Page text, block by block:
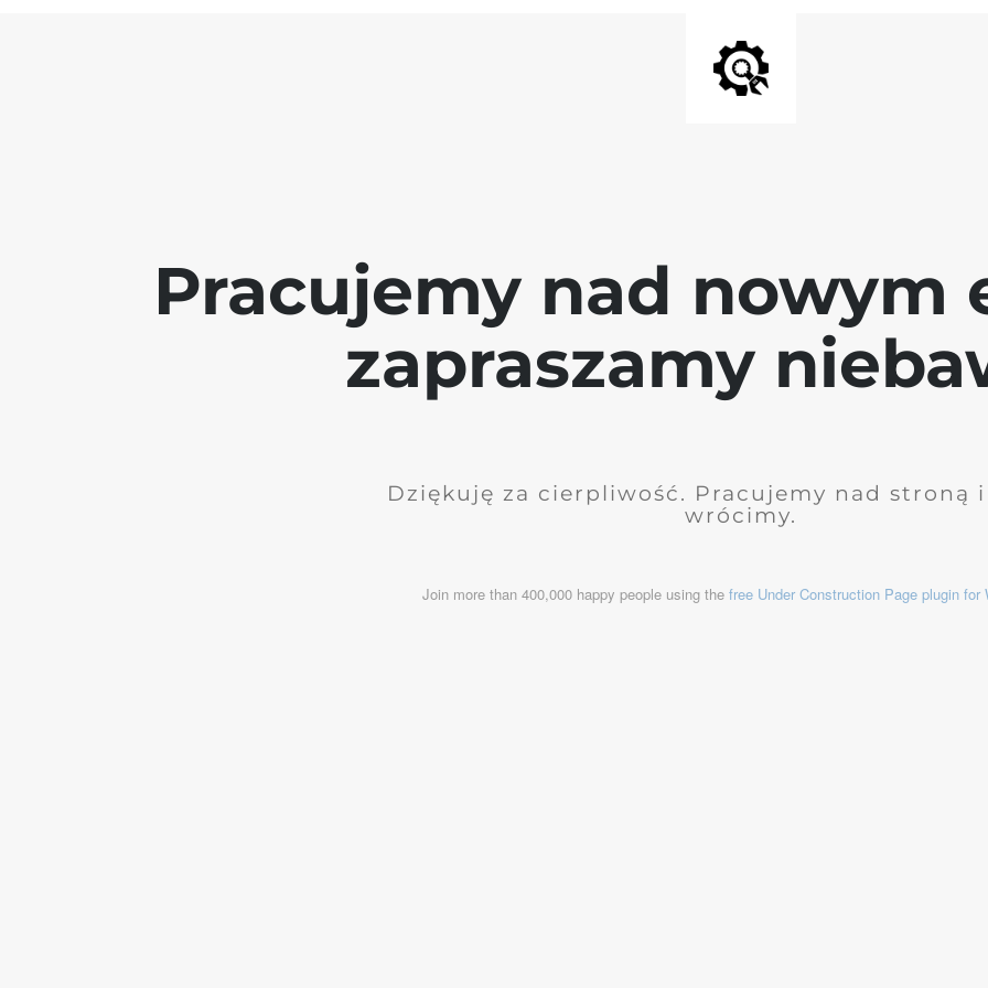
Pracujemy nad nowym
zapraszamy
Dziękuję za cierpliwość. Pracujemy nad stroną
wrócimy.
Join more than 400,000 happy people using the free Under Construction Page plugin for